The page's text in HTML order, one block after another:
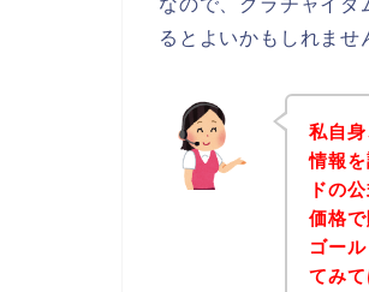
るとよいかもしれませ
私自
情報
ドの
価格
ゴー
てみ